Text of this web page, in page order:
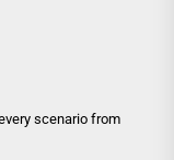
scenario from